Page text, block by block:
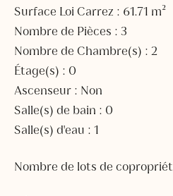
Surface Loi Carrez : 61.71 m²
Nombre de Pièces : 3
Nombre de Chambre(s) : 2
Étage(s) : 0
Ascenseur : Non
Salle(s) de bain : 0
Salle(s) d'eau : 1
Nombre de lots de